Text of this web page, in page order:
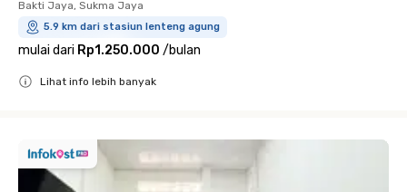
Bakti Jaya, Sukma Jaya
5.9 km dari stasiun lenteng agung
mulai dari Rp1.250.000 /bulan
Lihat info lebih banyak